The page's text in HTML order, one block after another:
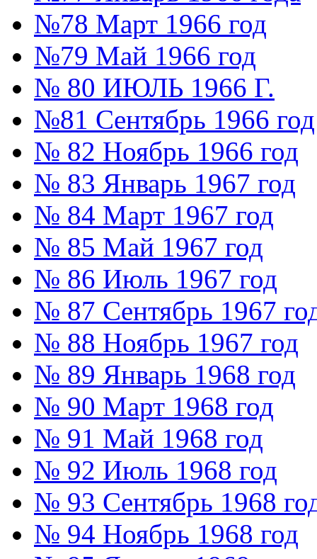
№78 Март 1966 год
№79 Май 1966 год
№ 80 ИЮЛЬ 1966 Г.
№81 Сентябрь 1966 год
№ 82 Ноябрь 1966 год
№ 83 Январь 1967 год
№ 84 Март 1967 год
№ 85 Май 1967 год
№ 86 Июль 1967 год
№ 87 Сентябрь 1967
№ 88 Ноябрь 1967 год
№ 89 Январь 1968 год
№ 90 Март 1968 год
№ 91 Май 1968 год
№ 92 Июль 1968 год
№ 93 Сентябрь 1968
№ 94 Ноябрь 1968 год